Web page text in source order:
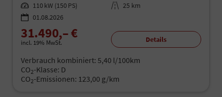
Leistung 110 kW (150 PS) Kilometerstand 25 km
01.08.2026
31.490,– €
incl. 19% MwSt. Details
Verbrauch kombiniert: 5,40 l/100km
CO2-Klasse: D
CO2-Emissionen: 123,00 g/km